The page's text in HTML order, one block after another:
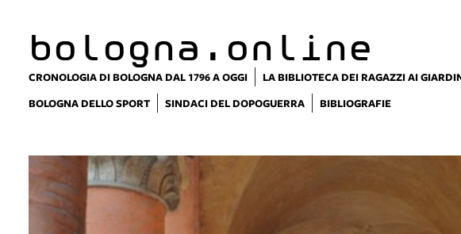
bologna.online
CRONOLOGIA DI BOLOGNA DAL 1796 A OGGI LA BIBLIOTECA DEI RAGAZZI AI
BOLOGNA DELLO SPORT
SINDACI DEL DOPOGUERRA BIBLIOGRAFIE